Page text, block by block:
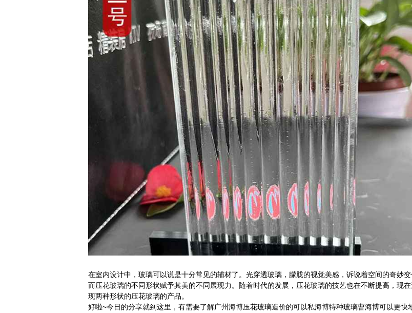
在室内设计中，玻璃可以说是十分常见的辅材了。光穿透玻璃，朦胧的视觉美感，诉说着空间的奇妙变
而压花玻璃的不同形状赋予其美的不同展现力。随着时代的发展，压花玻璃的技艺也在不断提高，现在
现两种形状的压花玻璃的产品。
好啦~今日的分享就到这里，有需要了解广州海博压花玻璃造价的可以私海博特种玻璃曹海博可以更快